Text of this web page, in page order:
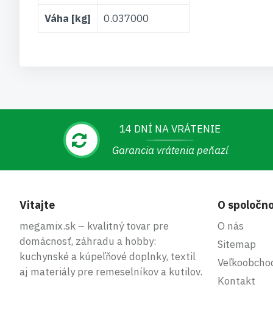
Váha [kg] 0.037000
14 DNÍ NA VRÁTENIE
Garancia vrátenia peňazí
Vitajte
megamix.sk – kvalitný tovar pre
domácnosť, záhradu a hobby:
kuchynské a kúpeľňové doplnky, textil
aj materiály pre remeselníkov a kutilov.
O
O nás
Sitemap
Kontakt